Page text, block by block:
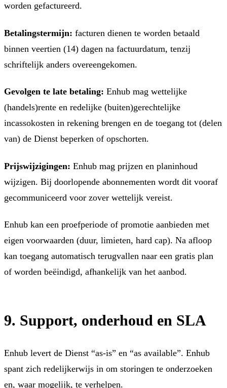
worden gefactureerd.
Betalingstermijn: facturen dienen te worden betaald
binnen veertien (14) dagen na factuurdatum, tenzij
schriftelijk anders overeengekomen.
Gevolgen te late betaling: Enhub mag wettelijke
(handels)rente en redelijke (buiten)gerechtelijke
incassokosten in rekening brengen en de toegang tot (delen
van) de Dienst beperken of opschorten.
Prijswijzigingen: Enhub mag prijzen en planinhoud
wijzigen. Bij doorlopende abonnementen wordt dit vooraf
gecommuniceerd voor zover wettelijk vereist.
Enhub kan een proefperiode of promotie aanbieden met
eigen voorwaarden (duur, limieten, hard cap). Na afloop
kan toegang automatisch terugvallen naar een gratis plan
of worden beëindigd, afhankelijk van het aanbod.
9. Support, onderhoud en SLA
Enhub levert de Dienst “as-is” en “as available”. Enhub
spant zich redelijkerwijs in om storingen te onderzoeken
en, waar mogelijk, te verhelpen.